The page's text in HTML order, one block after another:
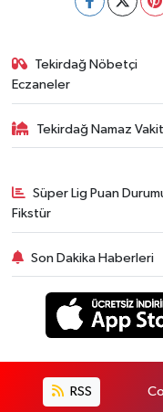
Tekirdağ Nöbetçi
Eczaneler
Tekirdağ Namaz
Süper Lig Puan
Fikstür
Son Dakika Haberleri
RSS